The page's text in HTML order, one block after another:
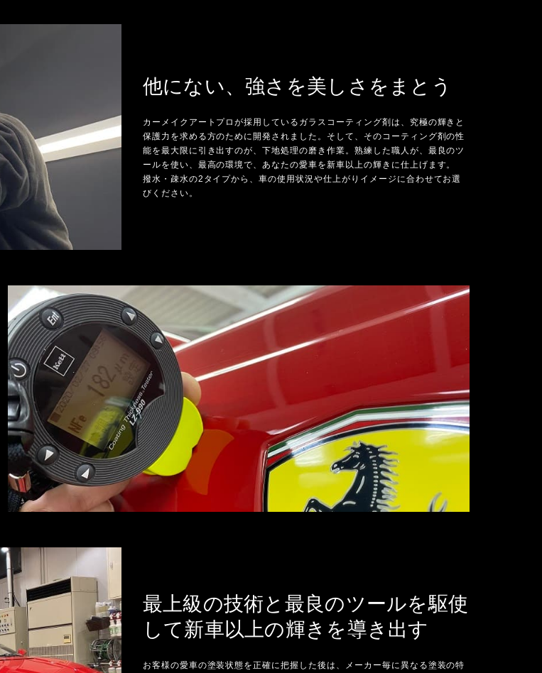
他にない、強さを美しさをまとう
カーメイクアートプロが採用しているガラスコーティング剤は、究極の輝きと
保護力を求める方のために開発されました。そして、そのコーティング剤の性
能を最大限に引き出すのが、下地処理の磨き作業。熟練した職人が、最良のツ
ールを使い、最高の環境で、あなたの愛車を新車以上の輝きに仕上げます。
撥水・疎水の2タイプから、車の使用状況や仕上がりイメージに合わせてお選
びください。
最上級の技術と最良のツールを駆使
して新車以上の輝きを導き出す
お客様の愛車の塗装状態を正確に把握した後は、メーカー毎に異なる塗装の特